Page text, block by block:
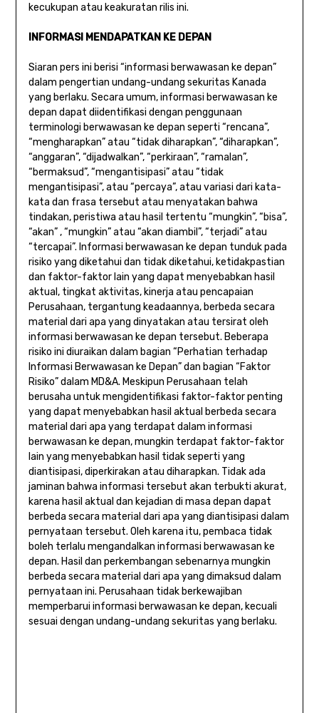
kecukupan atau keakuratan rilis ini.
INFORMASI MENDAPATKAN KE DEPAN
Siaran pers ini berisi “informasi berwawasan ke depan”
dalam pengertian undang-undang sekuritas Kanada
yang berlaku. Secara umum, informasi berwawasan ke
depan dapat diidentifikasi dengan penggunaan
terminologi berwawasan ke depan seperti “rencana”,
“mengharapkan” atau “tidak diharapkan”, “diharapkan”,
“anggaran”, “dijadwalkan”, “perkiraan”, “ramalan”,
“bermaksud”, “mengantisipasi” atau “tidak
mengantisipasi”, atau “percaya”, atau variasi dari kata-
kata dan frasa tersebut atau menyatakan bahwa
tindakan, peristiwa atau hasil tertentu “mungkin”, “bisa”,
“akan” , “mungkin” atau “akan diambil”, “terjadi” atau
“tercapai”. Informasi berwawasan ke depan tunduk pada
risiko yang diketahui dan tidak diketahui, ketidakpastian
dan faktor-faktor lain yang dapat menyebabkan hasil
aktual, tingkat aktivitas, kinerja atau pencapaian
Perusahaan, tergantung keadaannya, berbeda secara
material dari apa yang dinyatakan atau tersirat oleh
informasi berwawasan ke depan tersebut. Beberapa
risiko ini diuraikan dalam bagian “Perhatian terhadap
Informasi Berwawasan ke Depan” dan bagian “Faktor
Risiko” dalam MD&A. Meskipun Perusahaan telah
berusaha untuk mengidentifikasi faktor-faktor penting
yang dapat menyebabkan hasil aktual berbeda secara
material dari apa yang terdapat dalam informasi
berwawasan ke depan, mungkin terdapat faktor-faktor
lain yang menyebabkan hasil tidak seperti yang
diantisipasi, diperkirakan atau diharapkan. Tidak ada
jaminan bahwa informasi tersebut akan terbukti akurat,
karena hasil aktual dan kejadian di masa depan dapat
berbeda secara material dari apa yang diantisipasi dalam
pernyataan tersebut. Oleh karena itu, pembaca tidak
boleh terlalu mengandalkan informasi berwawasan ke
depan. Hasil dan perkembangan sebenarnya mungkin
berbeda secara material dari apa yang dimaksud dalam
pernyataan ini. Perusahaan tidak berkewajiban
memperbarui informasi berwawasan ke depan, kecuali
sesuai dengan undang-undang sekuritas yang berlaku.